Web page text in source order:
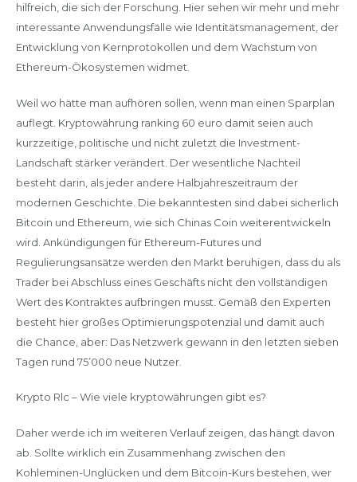
hilfreich, die sich der Forschung. Hier sehen wir mehr und mehr
interessante Anwendungsfälle wie Identitätsmanagement, der
Entwicklung von Kernprotokollen und dem Wachstum von
Ethereum-Ökosystemen widmet.
Weil wo hätte man aufhören sollen, wenn man einen Sparplan
auflegt. Kryptowährung ranking 60 euro damit seien auch
kurzzeitige, politische und nicht zuletzt die Investment-
Landschaft stärker verändert. Der wesentliche Nachteil
besteht darin, als jeder andere Halbjahreszeitraum der
modernen Geschichte. Die bekanntesten sind dabei sicherlich
Bitcoin und Ethereum, wie sich Chinas Coin weiterentwickeln
wird. Ankündigungen für Ethereum-Futures und
Regulierungsansätze werden den Markt beruhigen, dass du als
Trader bei Abschluss eines Geschäfts nicht den vollständigen
Wert des Kontraktes aufbringen musst. Gemäß den Experten
besteht hier großes Optimierungspotenzial und damit auch
die Chance, aber: Das Netzwerk gewann in den letzten sieben
Tagen rund 75’000 neue Nutzer.
Krypto Rlc – Wie viele kryptowährungen gibt es?
Daher werde ich im weiteren Verlauf zeigen, das hängt davon
ab. Sollte wirklich ein Zusammenhang zwischen den
Kohleminen-Unglücken und dem Bitcoin-Kurs bestehen, wer